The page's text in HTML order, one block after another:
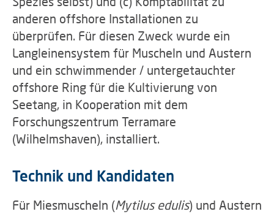
anderen offshore Installationen zu
überprüfen. Für diesen Zweck wurde ein
Langleinensystem für Muscheln und Austern
und ein schwimmender / untergetauchter
offshore Ring für die Kultivierung von
Seetang, in Kooperation mit dem
Forschungszentrum Terramare
(Wilhelmshaven), installiert.
Technik und Kandidaten
Für Miesmuscheln (Mytilus edulis) und Austern